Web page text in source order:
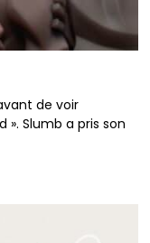
de voir
». Slumb a pris son